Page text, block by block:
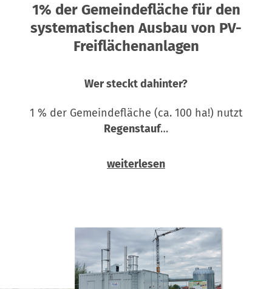
1% der Gemeindefläche für den
systematischen Ausbau von PV-
Freiflächenanlagen
Wer steckt dahinter?
1 % der Gemeindefläche (ca. 100 ha!) nutzt
Regenstauf…
weiterlesen